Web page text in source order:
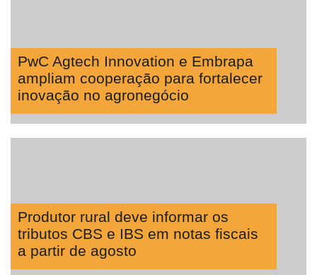
PwC Agtech Innovation e Embrapa
ampliam cooperação para fortalecer
inovação no agronegócio
Produtor rural deve informar os
tributos CBS e IBS em notas fiscais
a partir de agosto